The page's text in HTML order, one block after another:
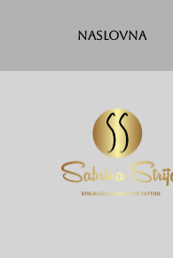
Naslovna